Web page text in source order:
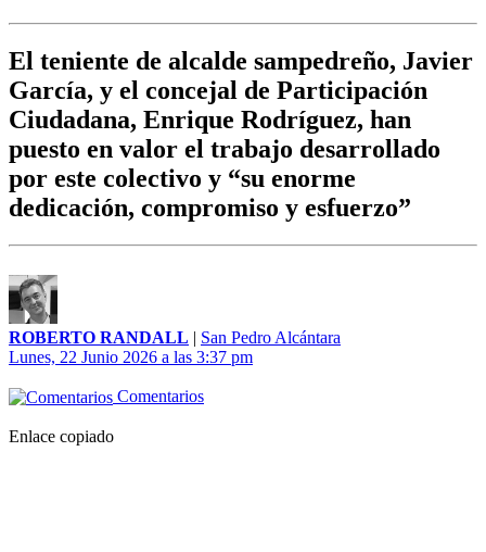
El teniente de alcalde sampedreño, Javier
García, y el concejal de Participación
Ciudadana, Enrique Rodríguez, han
puesto en valor el trabajo desarrollado
por este colectivo y “su enorme
dedicación, compromiso y esfuerzo”
ROBERTO RANDALL | San Pedro Alcántara
Lunes, 22 Junio 2026 a las 3:37 pm
Comentarios
Enlace copiado